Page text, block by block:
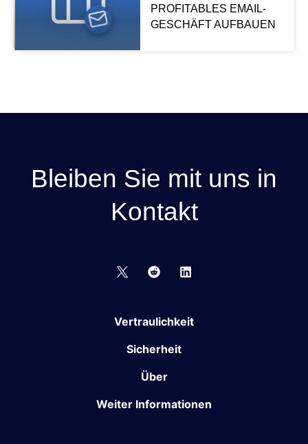
PROFITABLES EMAIL-
GESCHÄFT AUFBAUEN
Bleiben Sie mit uns in
Kontakt
Vertraulichkeit
Sicherheit
Über
Weiter Informationen